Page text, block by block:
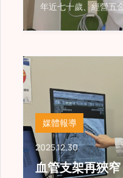
年近七十歲、經營五
媒體報導
2025.12.30
血管支架再狹